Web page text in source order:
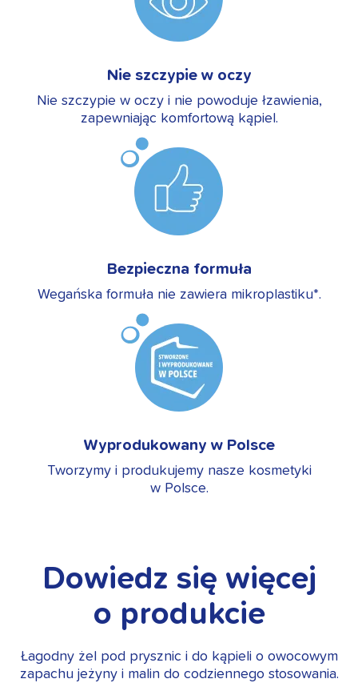
Nie szczypie w oczy
Nie szczypie w oczy i nie powoduje łzawienia,
zapewniając komfortową kąpiel.
Bezpieczna formuła
Wegańska formuła nie zawiera mikroplastiku*.
Wyprodukowany w Polsce
Tworzymy i produkujemy nasze kosmetyki
w Polsce.
Dowiedz się więcej
o produkcie
Łagodny żel pod prysznic i do kąpieli o owocowym
zapachu jeżyny i malin do codziennego stosowania.